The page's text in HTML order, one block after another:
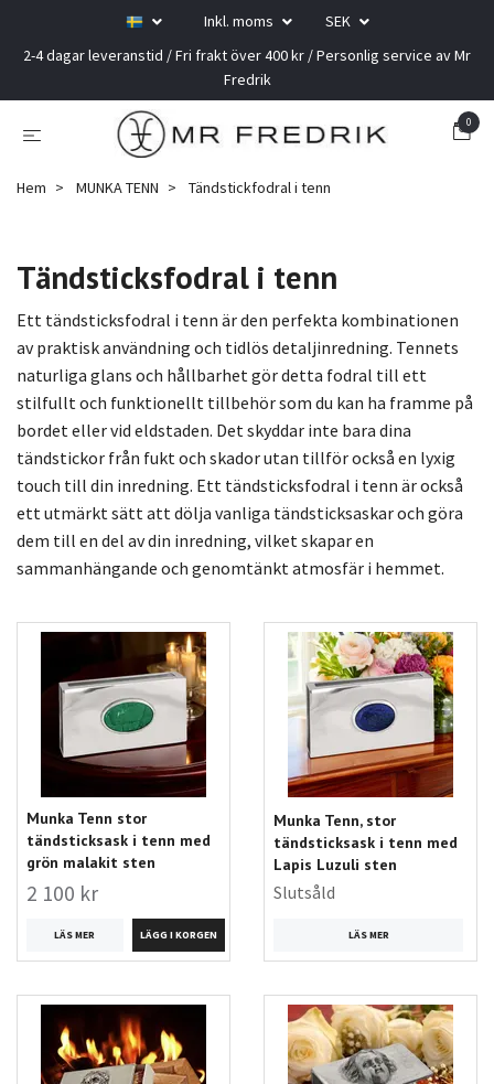
Inkl. moms
SEK
2-4 dagar leveranstid / Fri frakt över 400 kr / Personlig service av Mr
Fredrik
0
Hem MUNKA TENN Tändstickfodral i tenn
Tändsticksfodral i tenn
Ett tändsticksfodral i tenn är den perfekta kombinationen
av praktisk användning och tidlös detaljinredning. Tennets
naturliga glans och hållbarhet gör detta fodral till ett
stilfullt och funktionellt tillbehör som du kan ha framme på
bordet eller vid eldstaden. Det skyddar inte bara dina
tändstickor från fukt och skador utan tillför också en lyxig
touch till din inredning. Ett tändsticksfodral i tenn är också
ett utmärkt sätt att dölja vanliga tändsticksaskar och göra
dem till en del av din inredning, vilket skapar en
sammanhängande och genomtänkt atmosfär i hemmet.
Munka Tenn stor
tändsticksask i tenn med
grön malakit sten
2 100 kr
LÄS MER
Munka Tenn, stor
tändsticksask i tenn med
Lapis Luzuli sten
Slutsåld
LÄS MER